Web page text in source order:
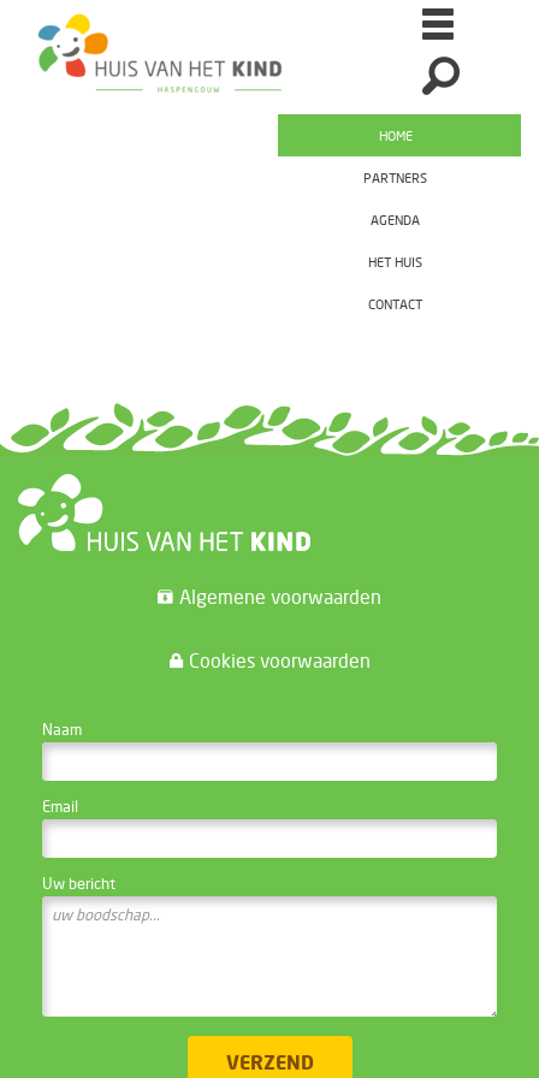
HOME
PARTNERS
AGENDA
HET HUIS
CONTACT
Algemene voorwaarden
Cookies voorwaarden
Naam
Email
Uw bericht
VERZEND